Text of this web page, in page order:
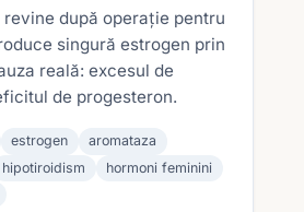
revine după operație pentru
singură estrogen prin
reală: excesul de
de progesteron.
estrogen
aromataza
hipotiroidism
hormoni feminini